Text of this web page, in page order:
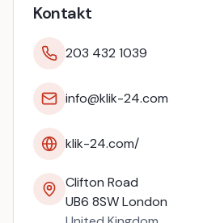
Kontakt
203 432 1039
info@klik-24.com
klik-24.com/
Clifton Road
UB6 8SWLondon